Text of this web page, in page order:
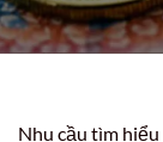
Nhu cầu tìm hiểu